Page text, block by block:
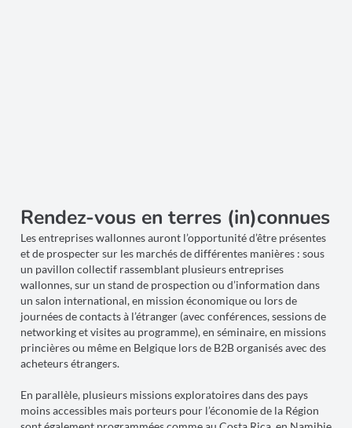
Rendez-vous en terres (in)connues
Les entreprises wallonnes auront l’opportunité d’être présentes
et de prospecter sur les marchés de différentes manières : sous
un pavillon collectif rassemblant plusieurs entreprises
wallonnes, sur un stand de prospection ou d’information dans
un salon international, en mission économique ou lors de
journées de contacts à l’étranger (avec conférences, sessions de
networking et visites au programme), en séminaire, en missions
princières ou même en Belgique lors de B2B organisés avec des
acheteurs étrangers.
En parallèle, plusieurs missions exploratoires dans des pays
moins accessibles mais porteurs pour l’économie de la Région